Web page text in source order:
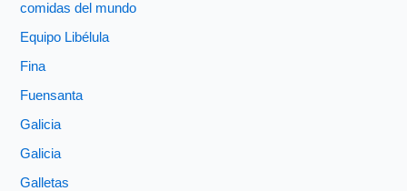
comidas del mundo
Equipo Libélula
Fina
Fuensanta
Galicia
Galicia
Galletas